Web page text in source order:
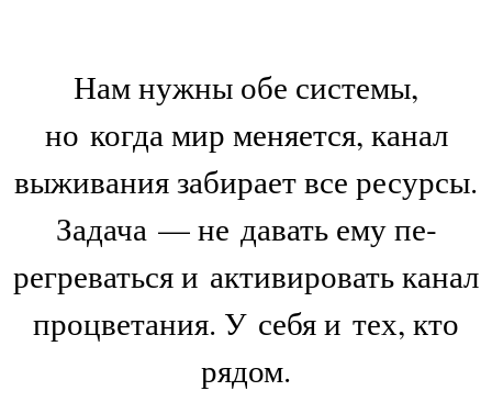
Нам нужны обе системы,
но когда мир меняется, канал
выживания забирает все ресурсы.
Задача — не давать ему пе­
регреваться и активировать канал
процветания. У себя и тех, кто
рядом.